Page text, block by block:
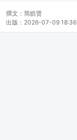
撰文： 简皓贤
出版： 2026-07-09 18:36